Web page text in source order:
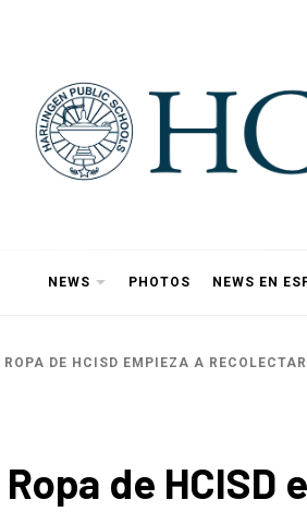
NEWS PHOTOS NEWS EN
DE HCISD EMPIEZA A
de